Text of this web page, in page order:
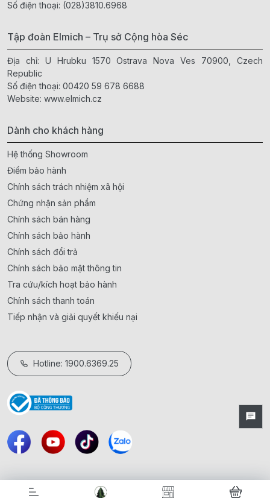
Số điện thoại: (028)3810.6968
Tập đoàn Elmich – Trụ sở Cộng hòa Séc
Địa chỉ: U Hrubku 1570 Ostrava Nova Ves 70900, Czech
Republic
Số điện thoại: 00420 59 678 6688
Website: www.elmich.cz
Dành cho khách hàng
Hệ thống Showroom
Điểm bảo hành
Chính sách trách nhiệm xã hội
Chứng nhận sản phẩm
Chính sách bán hàng
Chính sách bảo hành
Chính sách đổi trả
Chính sách bảo mật thông tin
Tra cứu/kích hoạt bảo hành
Chính sách thanh toán
Tiếp nhận và giải quyết khiếu nại
Hotline: 1900.6369.25